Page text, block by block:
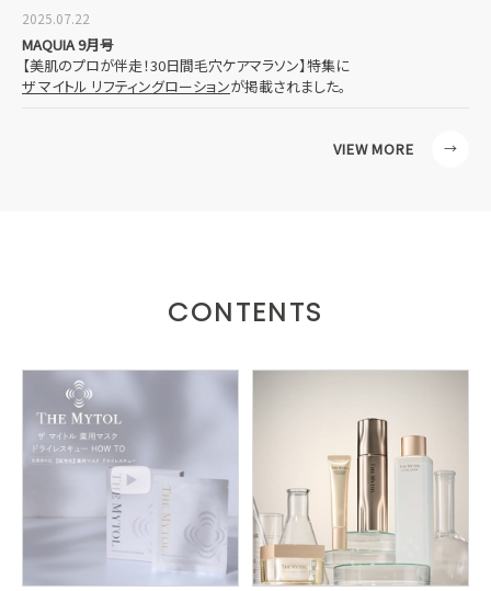
2025.07.22
MAQUIA 9月号
【美肌のプロが伴走！30日間毛穴ケアマラソン】特集に
ザ マイトル リフティングローションが掲載されました。
VIEW MORE
CONTENTS